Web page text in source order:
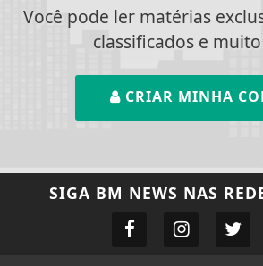
Você pode ler matérias
classificados e
CRIAR MINHA
SIGA BM NEWS NAS